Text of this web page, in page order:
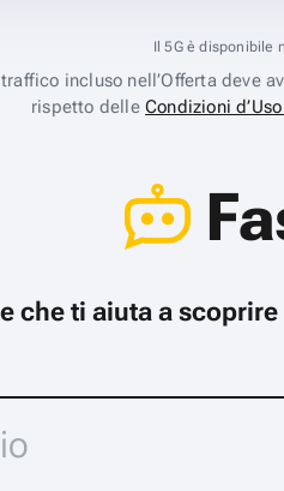
Il 5G è disponibile
traffico incluso nell’Offerta deve
rispetto delleCondizioni
che ti aiuta a